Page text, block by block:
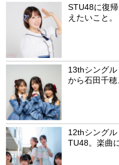
STU48に復
えたいこと。
13thシング
から石田千穂
12thシング
TU48。楽曲